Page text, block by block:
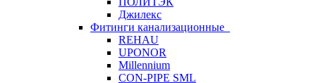
Джилекс
Фитинги канализационные
REHAU
UPONOR
Millennium
CON-PIPE SML